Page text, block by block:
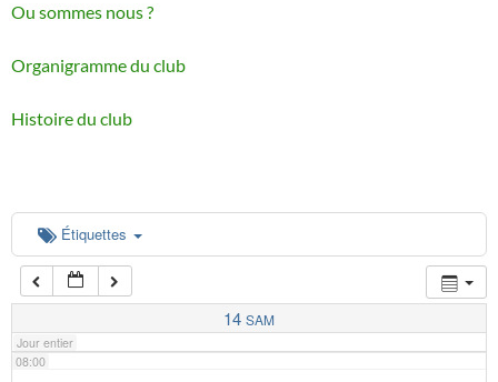
Ou sommes nous ?
Organigramme du club
Histoire du club
Étiquettes
14 SAM
Jour entier
06:00
07:00
08:00